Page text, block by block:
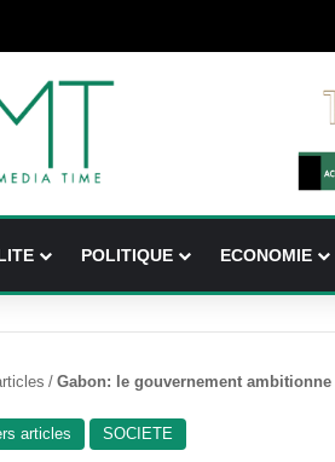
POLITIQUE ECONOMIE
/ Gabon: le gouvernement
articles SOCIETE